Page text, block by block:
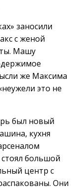
заносили
с женой
Машу
же Максима
это не
был новый
кухня
большой
центр с
Они